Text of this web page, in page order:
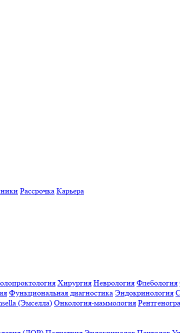
Рассрочка Карьера
Хирургия Неврология Флебология
Функциональная диагностика Эндокринология
(Эмселла) Онкология-маммология